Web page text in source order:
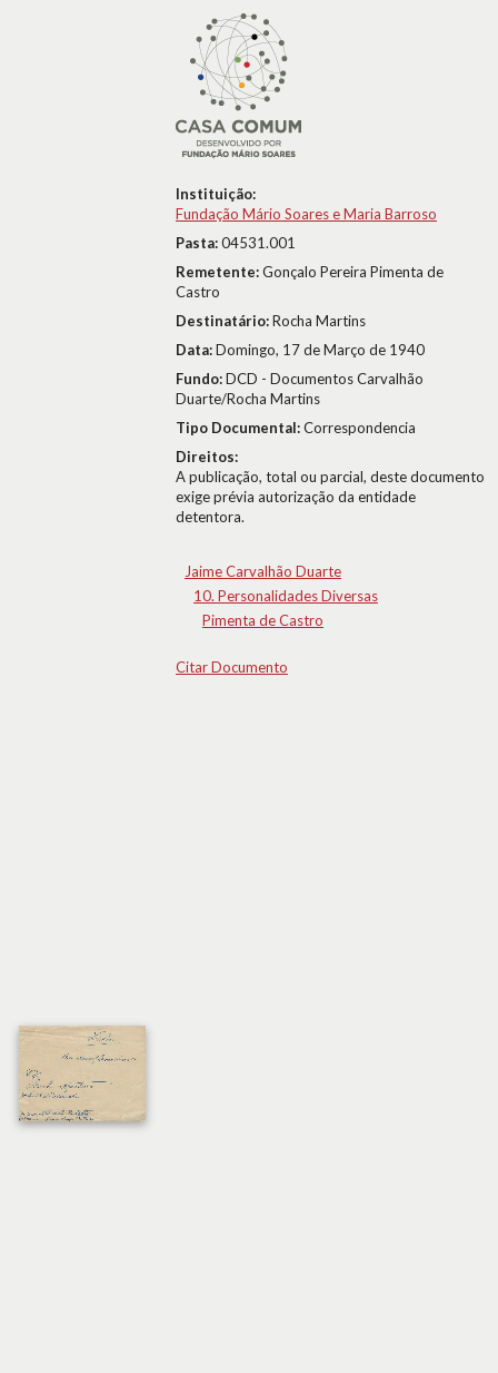
Instituição:
Fundação Mário Soares e Maria Barroso
Pasta:04531.001
Remetente:Gonçalo Pereira Pimenta de
Castro
Destinatário:Rocha Martins
Data:Domingo, 17 de Março de 1940
Fundo:DCD - Documentos Carvalhão
Duarte/Rocha Martins
Tipo Documental:Correspondencia
Direitos:
A publicação, total ou parcial, deste documento
exige prévia autorização da entidade
detentora.
Jaime Carvalhão Duarte
10. Personalidades Diversas
Pimenta de Castro
Citar Documento